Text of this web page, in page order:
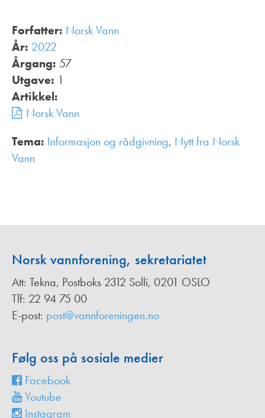
Forfatter: Norsk Vann
År: 2022
Årgang: 57
Utgave: 1
Artikkel:
Norsk Vann
Tema: Informasjon og rådgivning, Nytt fra Norsk
Vann
Norsk vannforening, sekretariatet
Att: Tekna, Postboks 2312 Solli, 0201 OSLO
Tlf: 22 94 75 00
E-post: post@vannforeningen.no
Følg oss på sosiale medier
Facebook
Youtube
Instagram